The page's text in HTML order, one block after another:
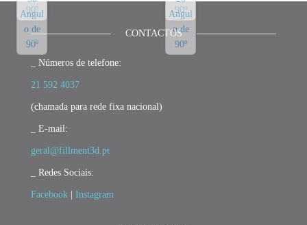
CONTACTOS
_ Números de telefone:
21 592 4037
(chamada para rede fixa nacional)
_ E-mail:
geral@fillment3d.pt
_ Redes Sociais:
Facebook Instagram